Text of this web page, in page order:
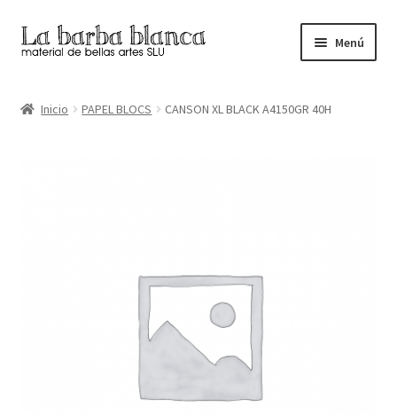
Ir
a
navegación
Ir
al
Menú
Inicio PAPEL BLOCS CANSON XL BLACK A4150GR 40H